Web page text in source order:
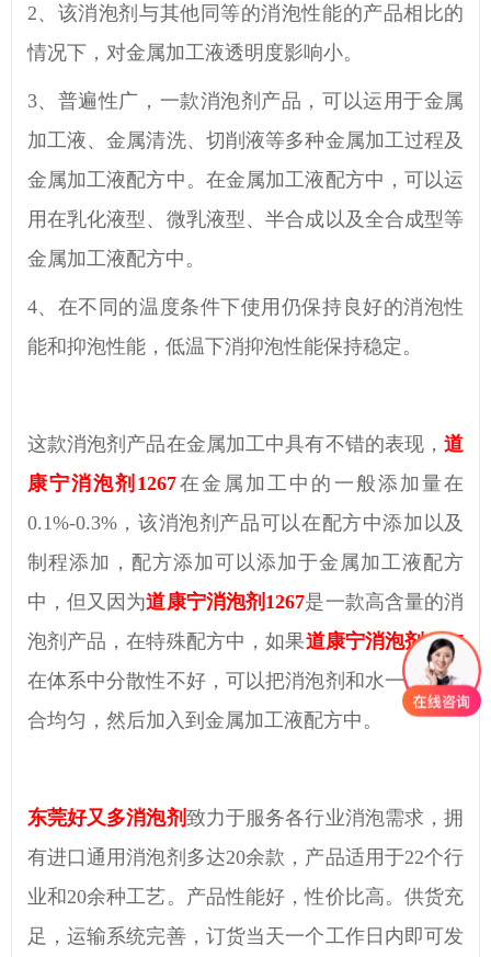
2、 该消泡剂与其他同等的消泡性能的产品相比的
情况下，对金属加工液透明度影响小。
3、 普遍性广，一款消泡剂产品，可以运用于金属
加工液、金属清洗、切削液等多种金属加工过程及
金属加工液配方中。在金属加工液配方中，可以运
用在乳化液型、微乳液型、半合成以及全合成型等
金属加工液配方中。
4、 在不同的温度条件下使用仍保持良好的消泡性
能和抑泡性能，低温下消抑泡性能保持稳定。
这款消泡剂产品在金属加工中具有不错的表现，道
康宁消泡剂 1267在金属加工中的一般添加量在
0.1%-0.3%，该消泡剂产品可以在配方中添加以及
制程添加，配方添加可以添加于金属加工液配方
中，但又因为道康宁消泡剂 1267是一款高含量的消
泡剂产品，在特殊配方中，如果道康宁消泡剂1267
在体系中分散性不好，可以把消泡剂和水一比一混
合均匀，然后加入到金属加工液配方中。
东莞好又多消泡剂致力于服务各行业消泡需求，拥
有进口通用消泡剂多达20余款，产品适用于22个行
业和20余种工艺。产品性能好，性价比高。供货充
足，运输系统完善，订货当天一个工作日内即可发